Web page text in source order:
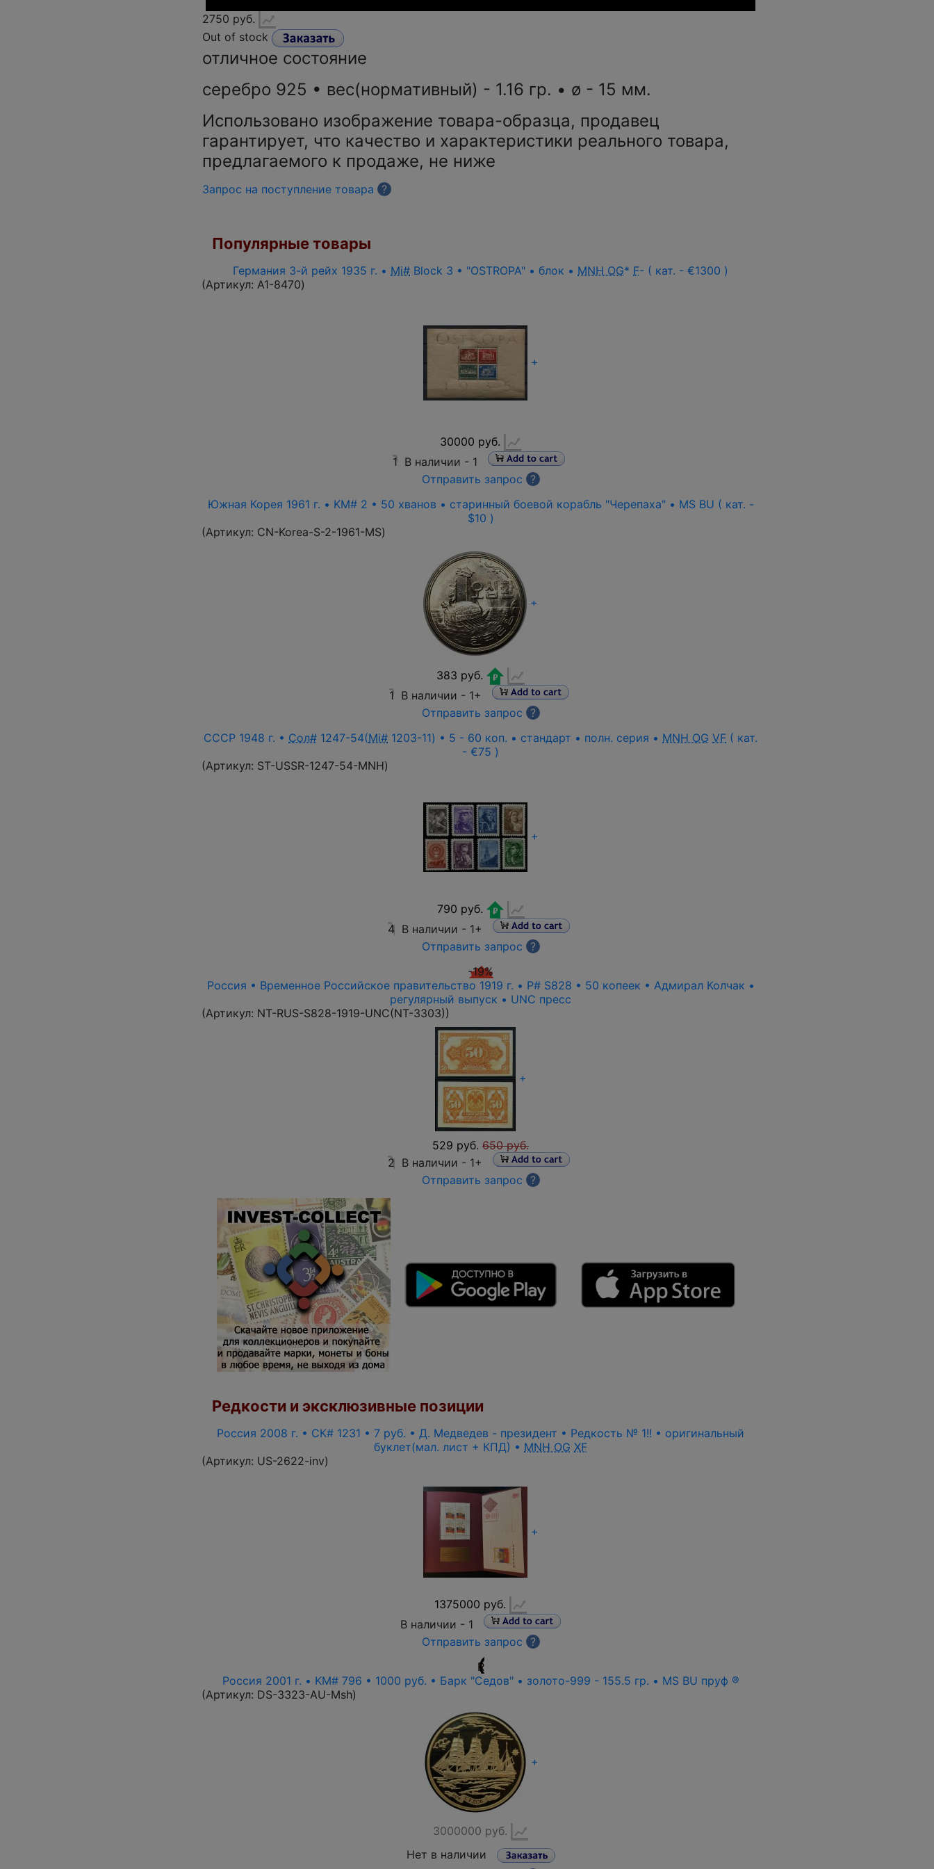
2750 руб.
Out of stock
отличное состояние
серебро 925 • вес(нормативный) - 1.16 гр. • ø - 15 мм.
Использовано изображение товара-образца, продавец
гарантирует, что качество и характеристики реального товара,
предлагаемого к продаже, не ниже
Запрос на поступление товара ?
Популярные товары
Германия 3-й рейх 1935 г. • Mi# Block 3 • "OSTROPA" • блок • MNH OG* F- ( кат. - €1300 )
(Артикул: A1-8470)
+
30000 руб.
1 В наличии - 1
Отправить запрос
?
Южная Корея 1961 г. • KM# 2 • 50 хванов • старинный боевой корабль "Черепаха" • MS BU ( кат. -
$10 )
(Артикул: CN-Korea-S-2-1961-MS)
+
383 руб.
1 В наличии - 1+
Отправить запрос
?
СССР 1948 г. • Сол# 1247-54(Mi# 1203-11) • 5 - 60 коп. • стандарт • полн. серия • MNH OG VF ( кат.
- €75 )
(Артикул: ST-USSR-1247-54-MNH)
+
790 руб.
4 В наличии - 1+
Отправить запрос
?
-19%
Россия • Временное Российское правительство 1919 г. • P# S828 • 50 копеек • Адмирал Колчак •
регулярный выпуск • UNC пресс
(Артикул: NT-RUS-S828-1919-UNC(NT-3303))
+
529 руб. 650 руб.
2 В наличии - 1+
Отправить запрос
?
Редкости и эксклюзивные позиции
Россия 2008 г. • СК# 1231 • 7 руб. • Д. Медведев - президент • Редкость № 1!! • оригинальный
буклет(мал. лист + КПД) • MNH OG XF
(Артикул: US-2622-inv)
+
1375000 руб.
В наличии - 1
Отправить запрос
?
R
Россия 2001 г. • KM# 796 • 1000 руб. • Барк "Седов" • золото-999 - 155.5 гр. • MS BU пруф ®
(Артикул: DS-3323-AU-Msh)
+
3000000 руб.
Нет в наличии